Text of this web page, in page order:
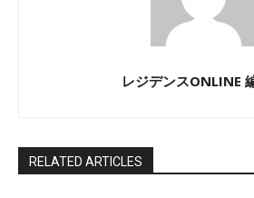
レジデンスONLINE
RELATED ARTICLES